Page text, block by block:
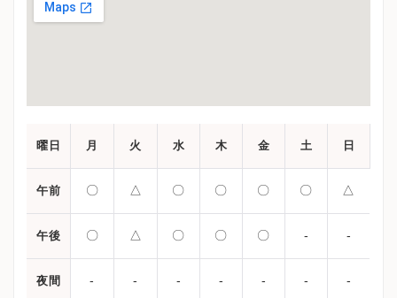
曜日 月 火 水 木 金 土 日
午前 〇 △ 〇 〇 〇 〇 △
午後 〇 △ 〇 〇 〇 - -
夜間 - - - - - - -